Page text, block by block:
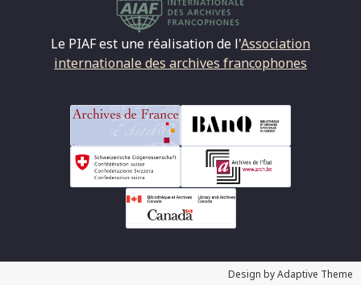
Le PIAF est une réalisation de l'Association
internationale des archives francophones
Design by Adaptive Theme